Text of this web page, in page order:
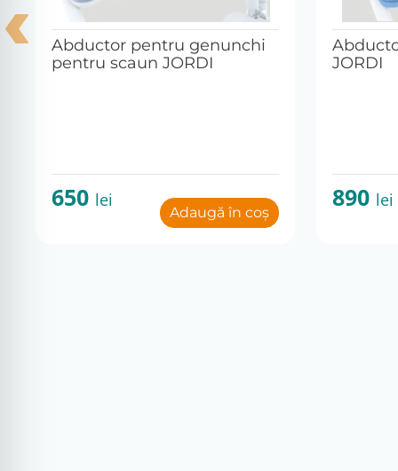
Abductor pentru genunchi
pentru scaun JORDI
650 lei
Adaugă în coș
JORDI
890 lei